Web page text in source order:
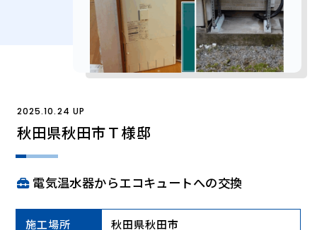
2025.10.24 UP
秋田県秋田市Ｔ様邸
電気温水器からエコキュートへの交換
施工場所 秋田県秋田市